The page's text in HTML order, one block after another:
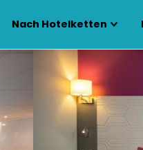
Nach Hotelketten